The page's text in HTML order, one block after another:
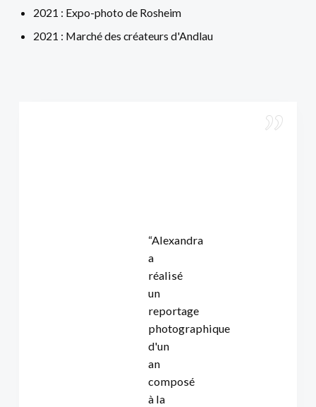
2021 : Expo-photo de Rosheim
2021 : Marché des créateurs d'Andlau
“Alexandra
a
réalisé
un
reportage
photographique
d'un
an
composé
à la